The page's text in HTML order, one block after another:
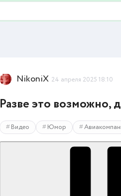
NikoniX 24 апреля 2025 18:10
Разве это возможно,
Видео Юмор